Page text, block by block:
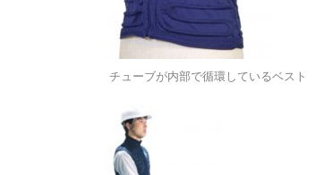
チューブが内部で循環しているベスト